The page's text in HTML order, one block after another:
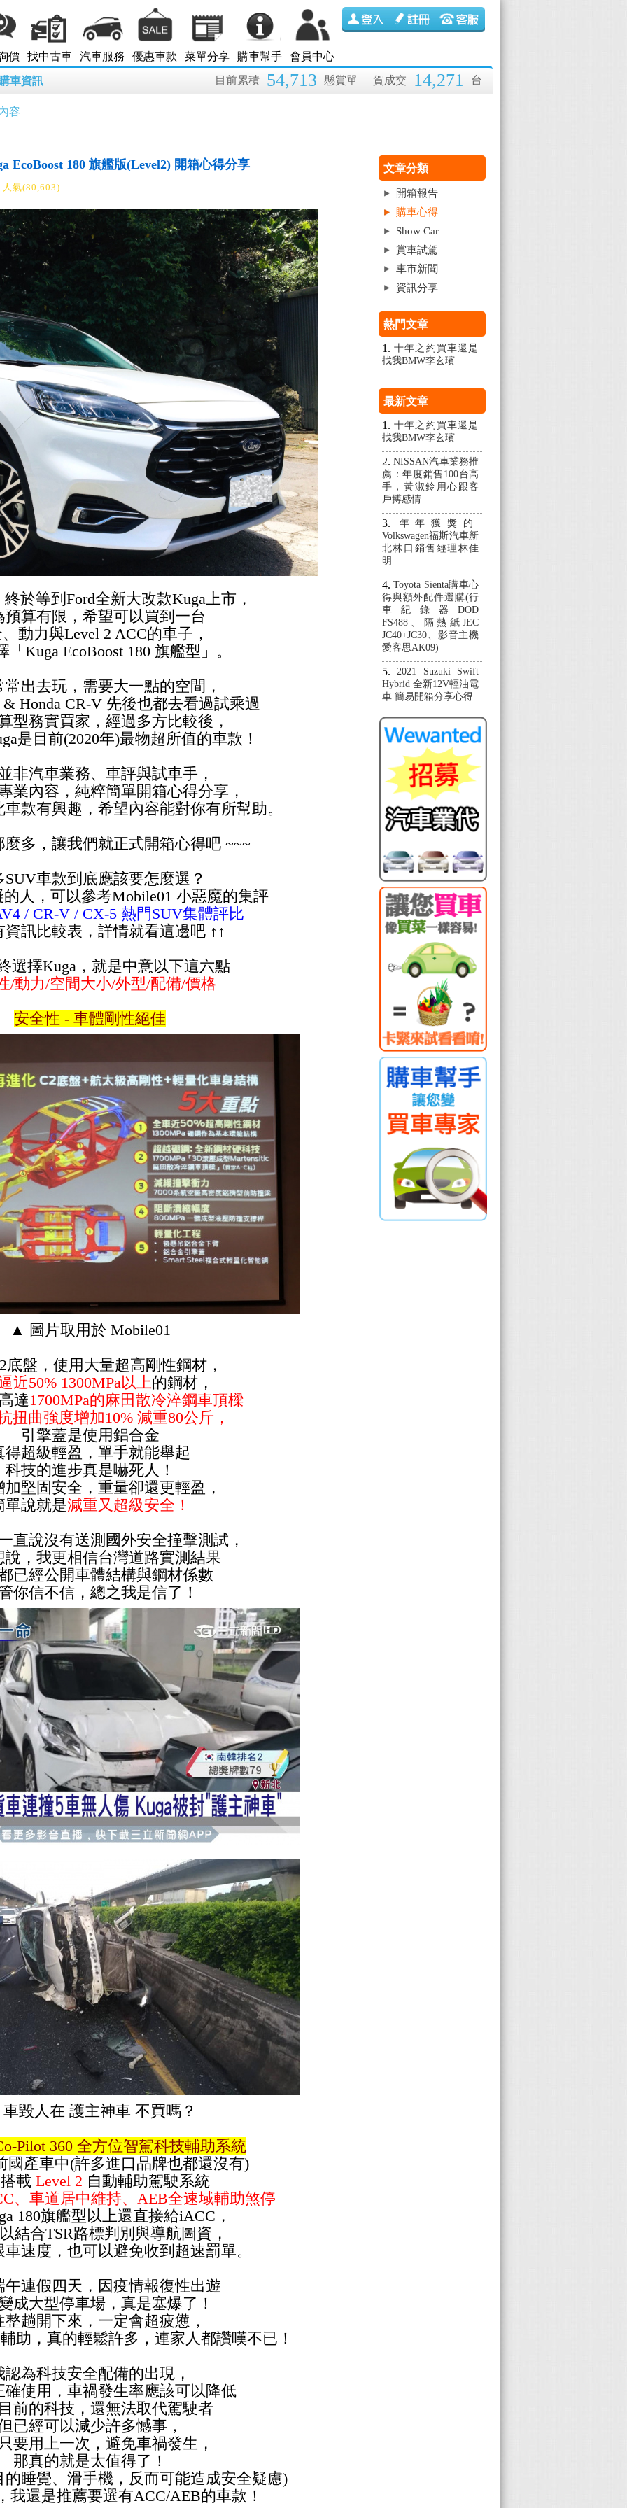
價 找中古車 汽車服務 優惠車款 菜單分享 購車幫手 會員中心
車資訊 | 賀成交 14,271 台
| 目前累積 54,713 懸賞單
容
EcoBoost 180 旗艦版(Level2) 開箱心得分享
人氣(80,603)
於等到Ford全新大改款Kuga上市，
預算有限，希望可以買到一台
動力與Level 2 ACC的車子，
「Kuga EcoBoost 180 旗艦型」。
常出去玩，需要大一點的空間，
& Honda CR-V 先後也都去看過試乘過
型務實買家，經過多方比較後，
是目前(2020年)最物超所值的車款！
非汽車業務、車評與試車手，
業內容，純粹簡單開箱心得分享，
款有興趣，希望內容能對你有所幫助。
麼多，讓我們就正式開箱心得吧 ~~~
SUV車款到底應該要怎麼選？
人，可以參考Mobile01 小惡魔的集評
/ CR-V / CX-5 熱門SUV集體評比
資訊比較表，詳情就看這邊吧 ↑↑
選擇Kuga，就是中意以下這六點
/動力/空間大小/外型/配備/價格
安全性 - 車體剛性絕佳
▲ 圖片取用於 Mobile01
底盤，使用大量超高剛性鋼材，
近50% 1300MPa以上的鋼材，
達1700MPa的麻田散冷淬鋼車頂樑
扭曲強度增加10% 減重80公斤，
引擎蓋是使用鋁合金
得超級輕盈，單手就能舉起
科技的進步真是嚇死人！
加堅固安全，重量卻還更輕盈，
單說就是減重又超級安全！
直說沒有送測國外安全撞擊測試，
， 我更相信台灣道路實測結果
已經公開車體結構與鋼材係數
你信不信，總之我是信了！
車毀人在 護主神車 不買嗎？
Pilot 360 全方位智駕科技輔助系統
國產車中(許多進口品牌也都還沒有)
載Level 2 自動輔助駕駛系統
、車道居中維持、AEB全速域輔助煞停
180旗艦型以上還直接給iACC，
結合TSR路標判別與導航圖資，
速度，也可以避免收到超速罰單。
午連假四天，因疫情報復性出遊
成大型停車場，真是塞爆了！
整趟開下來，一定會超疲憊，
助，真的輕鬆許多 ，連家人都讚嘆不已！
認為科技安全配備的出現，
確使用，車禍發生率應該可以降低
前的科技，還無法取代駕駛者
已經可以減少許多憾事，
要用上一次，避免車禍發生，
那真的就是太值得了！
睡覺、滑手機，反而可能造成安全疑慮)
我還是推薦要選有ACC/AEB的車款！
文章分類
開箱報告
購車心得
Show Car
賞車試駕
車市新聞
資訊分享
熱門文章
十年之約買車還是
找我BMW李玄璸
最新文章
十年之約買車還是
找我BMW李玄璸
NISSAN汽車業務推
薦：年度銷售100台高
手，黃淑鈴用心跟客
戶搏感情
年年獲獎的
Volkswagen福斯汽車新
北林口銷售經理林佳
明
Toyota Sienta購車心
得與額外配件選購(行
車紀錄器DOD
FS488、隔熱紙JEC
JC40+JC30、影音主機
愛客思AK09)
2021 Suzuki Swift
Hybrid 全新12V輕油電
車 簡易開箱分享心得